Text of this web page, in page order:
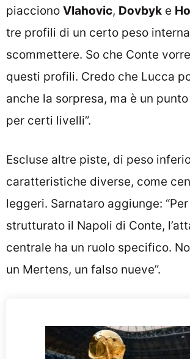
piacciono Vlahovic, Dovbyk e
tre profili di un certo peso
scommettere. So che Conte
questi profili. Credo che Lucca
anche la sorpresa, ma è un
per certi livelli”.
Escluse altre piste, di peso
caratteristiche diverse, come
leggeri. Sarnataro aggiunge:
strutturato il Napoli di Conte,
centrale ha un ruolo specifico.
un Mertens, un falso nueve”.